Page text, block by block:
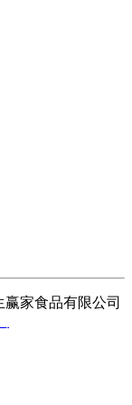
家食品有限公司